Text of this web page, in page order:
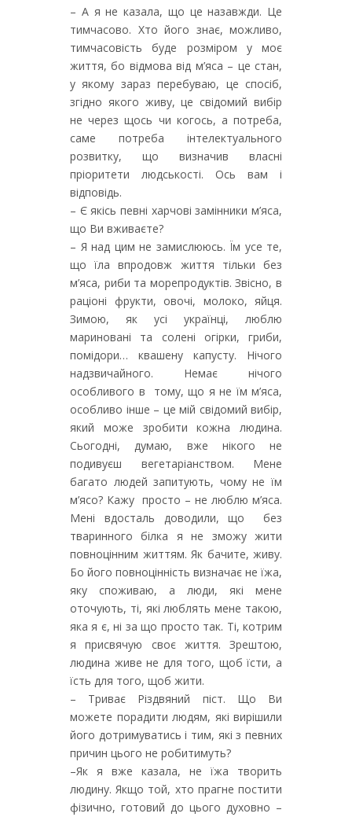
– А я не казала, що це назавжди. Це
тимчасово. Хто його знає, можливо,
тимчасовість буде розміром у моє
життя, бо відмова від м’яса – це стан,
у якому зараз перебуваю, це спосіб,
згідно якого живу, це свідомий вибір
не через щось чи когось, а потреба,
саме потреба інтелектуального
розвитку, що визначив власні
пріоритети людськості. Ось вам і
відповідь.
– Є якісь певні харчові замінники м’яса,
що Ви вживаєте?
– Я над цим не замислююсь. Їм усе те,
що їла впродовж життя тільки без
м’яса, риби та морепродуктів. Звісно, в
раціоні фрукти, овочі, молоко, яйця.
Зимою, як усі українці, люблю
мариновані та солені огірки, гриби,
помідори… квашену капусту. Нічого
надзвичайного. Немає нічого
особливого в тому, що я не їм м’яса,
особливо інше – це мій свідомий вибір,
який може зробити кожна людина.
Сьогодні, думаю, вже нікого не
подивуєш вегетаріанством. Мене
багато людей запитують, чому не їм
м’ясо? Кажу просто – не люблю м’яса.
Мені вдосталь доводили, що без
тваринного білка я не зможу жити
повноцінним життям. Як бачите, живу.
Бо його повноцінність визначає не їжа,
яку споживаю, а люди, які мене
оточують, ті, які люблять мене такою,
яка я є, ні за що просто так. Ті, котрим
я присвячую своє життя. Зрештою,
людина живе не для того, щоб їсти, а
їсть для того, щоб жити.
– Триває Різдвяний піст. Що Ви
можете порадити людям, які вирішили
його дотримуватись і тим, які з певних
причин цього не робитимуть?
–Як я вже казала, не їжа творить
людину. Якщо той, хто прагне постити
фізично, готовий до цього духовно –